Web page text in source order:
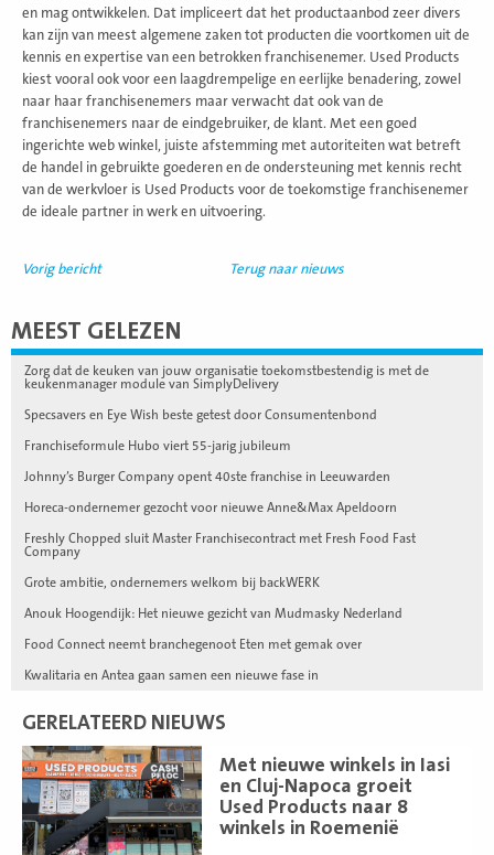
en mag ontwikkelen. Dat impliceert dat het productaanbod zeer divers
kan zijn van meest algemene zaken tot producten die voortkomen uit de
kennis en expertise van een betrokken franchisenemer. Used Products
kiest vooral ook voor een laagdrempelige en eerlijke benadering, zowel
naar haar franchisenemers maar verwacht dat ook van de
franchisenemers naar de eindgebruiker, de klant. Met een goed
ingerichte web winkel, juiste afstemming met autoriteiten wat betreft
de handel in gebruikte goederen en de ondersteuning met kennis recht
van de werkvloer is Used Products voor de toekomstige franchisenemer
de ideale partner in werk en uitvoering.
Vorig bericht Terug naar nieuws
MEEST GELEZEN
Zorg dat de keuken van jouw organisatie toekomstbestendig is met de
keukenmanager module van SimplyDelivery
Specsavers en Eye Wish beste getest door Consumentenbond
Franchiseformule Hubo viert 55-jarig jubileum
Johnny’s Burger Company opent 40ste franchise in Leeuwarden
Horeca-ondernemer gezocht voor nieuwe Anne&Max Apeldoorn
Freshly Chopped sluit Master Franchisecontract met Fresh Food Fast
Company
Grote ambitie, ondernemers welkom bij backWERK
Anouk Hoogendijk: Het nieuwe gezicht van Mudmasky Nederland
Food Connect neemt branchegenoot Eten met gemak over
Kwalitaria en Antea gaan samen een nieuwe fase in
GERELATEERD NIEUWS
Met nieuwe winkels in Iasi
en Cluj-Napoca groeit
Used Products naar 8
winkels in Roemenië
Lees
meer